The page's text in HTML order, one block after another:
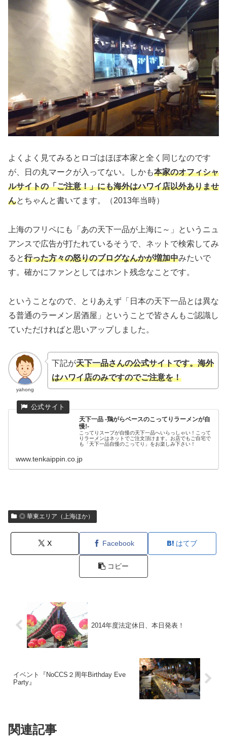
よくよく見てみるとロゴはほぼ本家と全く同じなのです
が、日の丸マークが入ってない。しかも本家のオフィシャ
ルサイトの「ご注意！」にも海外はハワイ店以外ありませ
んとちゃんと書いてます。（2013年当時）
上海のフリペにも「あの天下一品が上海に～」というニュ
アンスで広告が打たれているそうで、ネットで検索してみ
ると行った方々の怒りのブログなんかが増加中みたいで
す。確かにファンとしてはホント残念なことです。
ということなので、とりあえず「日本の天下一品とは異な
る普通のラーメン居酒屋」ということで皆さんもご認識し
ていただければと思いアップしました。
yahong
下記が天下一品さんの公式サイトです。海外
はハワイ店のみですのでご注意を！
天下一品 -鶏がらベースのこってりラーメンが自
慢!-
こってりスープが自慢の天下一品へいらっしゃい！こって
りラーメンはネットでご注文頂けます。お店でもご自宅で
も「天下一品自慢のこってり」をお楽しみ下さい！
www.tenkaippin.co.jp
◎ 華東エリア（上海ほか）
X Facebook はてブ
コピー
2014年度法定休日、本日発表！
イベント『NoCCS２周年Birthday Eve
Party』
関連記事